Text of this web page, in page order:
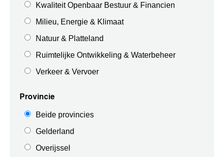
Kwaliteit Openbaar Bestuur & Financien
Milieu, Energie & Klimaat
Natuur & Platteland
Ruimtelijke Ontwikkeling & Waterbeheer
Verkeer & Vervoer
Provincie
Beide provincies
Gelderland
Overijssel